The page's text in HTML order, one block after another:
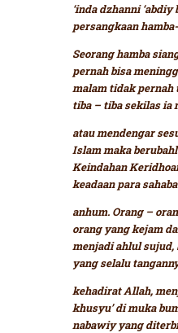
‘inda dzhanni ‘abdiy
persangkaan
Seorang hamba
pernah bisa
malam tidak pernah
tiba – tiba sekilas ia
atau mendengar
Islam maka
Keindahan
keadaan para
anhum. Orang –
orang yang kejam
menjadi ahlul sujud,
yang selalu
kehadirat Allah,
khusyu’ di muka
nabawiy yang